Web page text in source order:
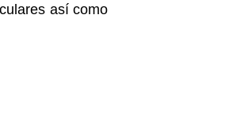
así como